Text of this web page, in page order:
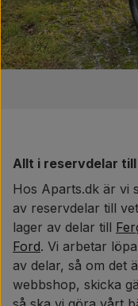
Allt i reservdelar
Hos Aparts.dk är vi
av reservdelar till
lager av delar till
Ford. Vi arbetar
av delar, så om det
webbshop, skicka